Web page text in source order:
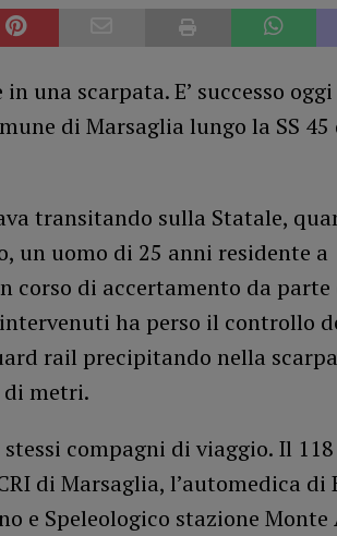
una scarpata. E’ successo oggi
di Marsaglia lungo la SS 45
transitando sulla Statale,
un uomo di 25 anni residente a
corso di accertamento da
ha perso il controllo
rail precipitando nella
metri.
compagni di viaggio. Il
di Marsaglia, l’automedica di
e Speleologico stazione Monte